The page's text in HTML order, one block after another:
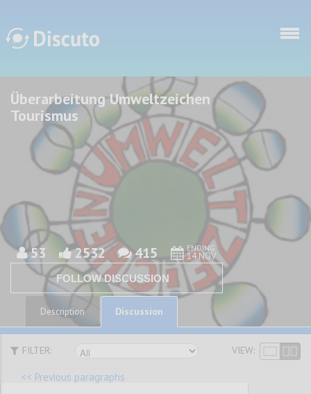
Discuto
Discuto
Überarbeitung Umweltzeichen
Tourismus
53 2532 415 ENDING
14 NOV
FOLLOW DISCUSSION
Description Discussion
FILTER: VIEW:
<< Previous paragraphs